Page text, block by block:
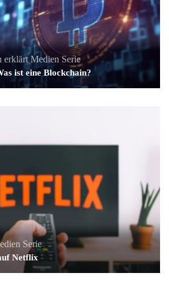
erklärt Medien Serie
ist eine Blockchain?
Serie
Netflix